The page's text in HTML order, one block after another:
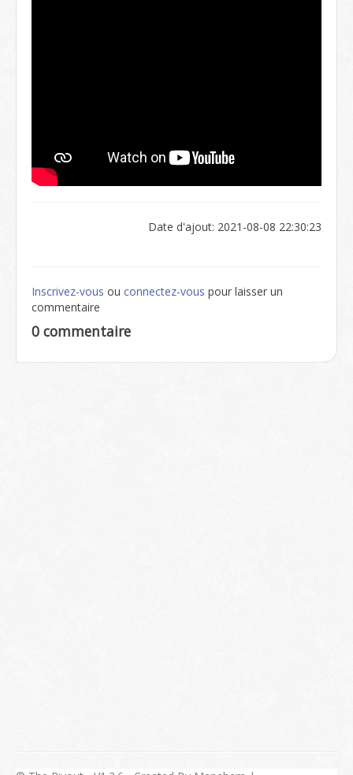
Date d'ajout: 2021-08-08 22:30:23
Inscrivez-vous ou connectez-vous pour laisser un
commentaire
0 commentaire